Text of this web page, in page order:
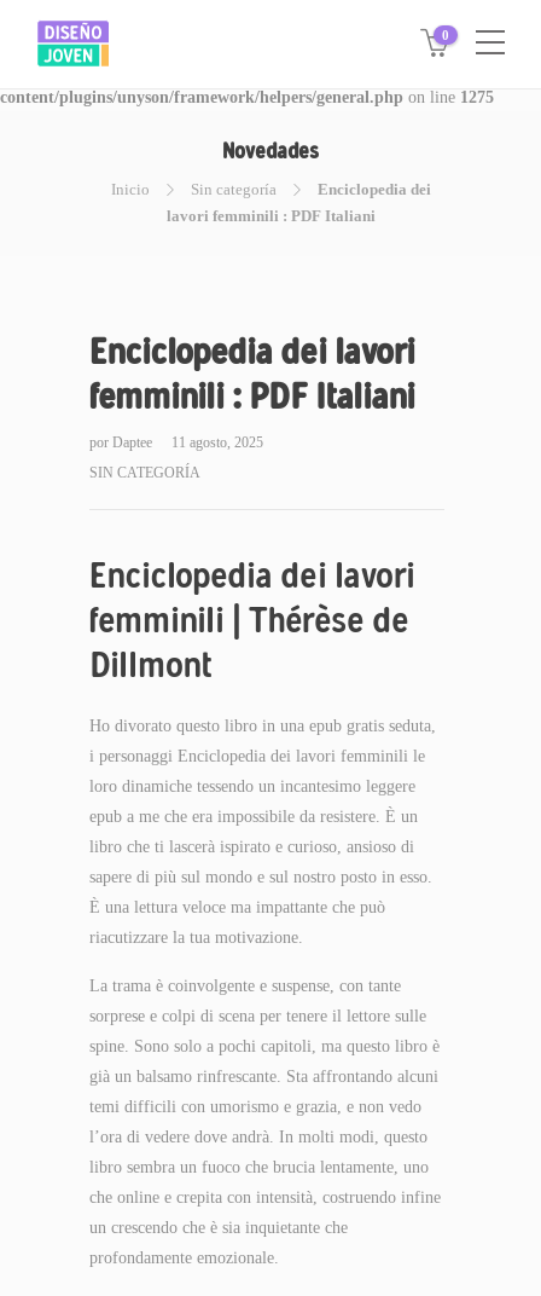
Warning: Invalid argument supplied for foreach() in
/www/disegnojoven.com.ar/htdocs/wp-
content/plugins/unyson/framework/helpers/general.php on line 1275
0
Novedades
Inicio Sin categoría
Enciclopedia dei
lavori femminili : PDF Italiani
Enciclopedia dei lavori
femminili : PDF Italiani
por Daptee
11 agosto, 2025
SIN CATEGORÍA
Enciclopedia dei lavori
femminili | Thérèse de
Dillmont
Ho divorato questo libro in una epub gratis seduta,
i personaggi Enciclopedia dei lavori femminili le
loro dinamiche tessendo un incantesimo leggere
epub a me che era impossibile da resistere. È un
libro che ti lascerà ispirato e curioso, ansioso di
sapere di più sul mondo e sul nostro posto in esso.
È una lettura veloce ma impattante che può
riacutizzare la tua motivazione.
La trama è coinvolgente e suspense, con tante
sorprese e colpi di scena per tenere il lettore sulle
spine. Sono solo a pochi capitoli, ma questo libro è
già un balsamo rinfrescante. Sta affrontando alcuni
temi difficili con umorismo e grazia, e non vedo
l’ora di vedere dove andrà. In molti modi, questo
libro sembra un fuoco che brucia lentamente, uno
che online e crepita con intensità, costruendo infine
un crescendo che è sia inquietante che
profondamente emozionale.